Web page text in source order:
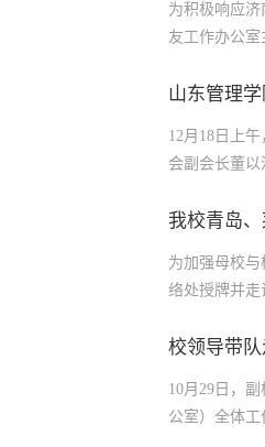
出征的大学
最难忘”“感
“匠”，引导
数字电商创
代大势，找
表示热烈祝
中，在时代
精神，涵养
喧嚣迷失，
人，常行感
生进行庄严
为积极响应
友工作办公
上，毛安平
聚。自由交
发展乡村休
及带动村民
调研组一行
对乡村老年
力形成可复
山东管理
12月18日上
会副会长董
充分肯定校
之间的桥梁
持之力，在
等话题进行
与座谈会，
务校友、服
我校青岛
为加强母校
络处授牌并
享了各自的
友工作开启
校领导带
10月29日，
公室）全体